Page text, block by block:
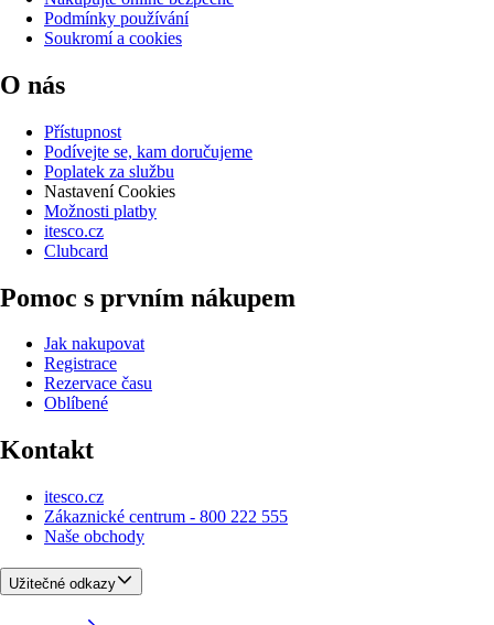
Podmínky používání
Soukromí a cookies
O nás
Přístupnost
Podívejte se, kam doručujeme
Poplatek za službu
Nastavení Cookies
Možnosti platby
itesco.cz
Clubcard
Pomoc s prvním nákupem
Jak nakupovat
Registrace
Rezervace času
Oblíbené
Kontakt
itesco.cz
Zákaznické centrum - 800 222 555
Naše obchody
Užitečné odkazy